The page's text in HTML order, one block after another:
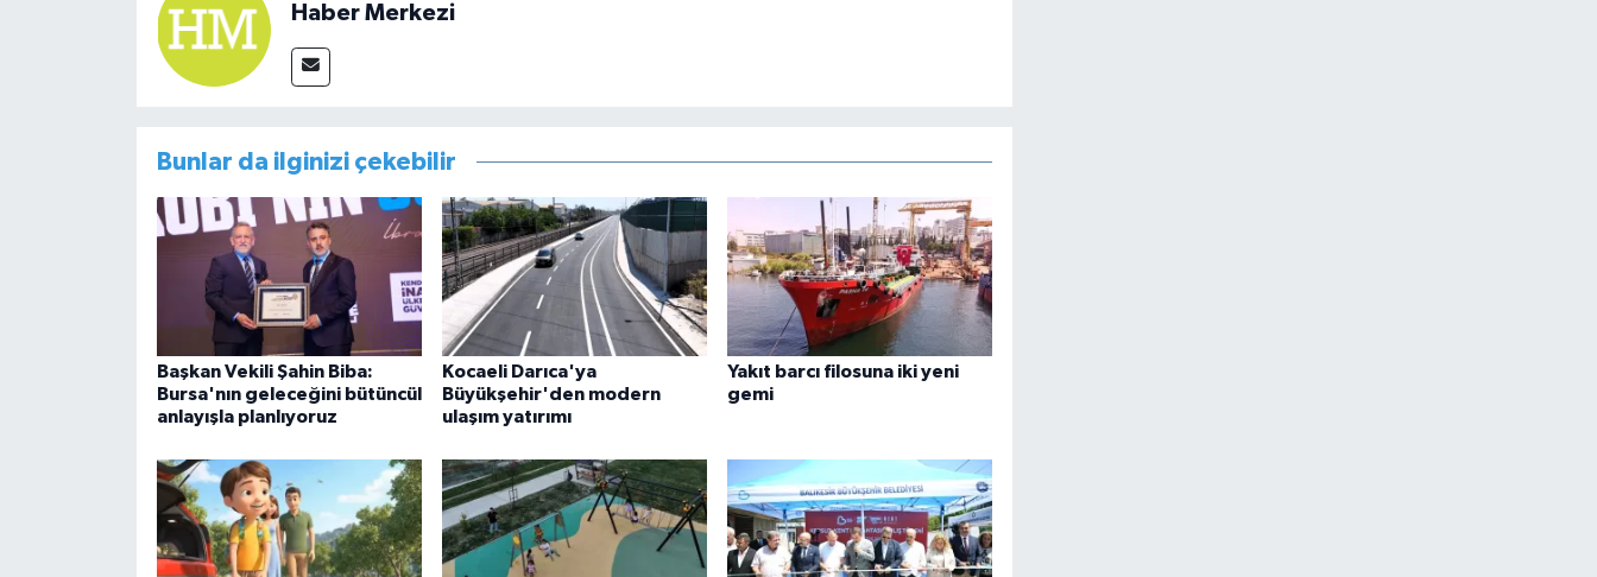
Haber Merkezi
Bunlar da ilginizi çekebilir
Başkan Vekili Şahin Biba:
Bursa'nın geleceğini bütüncül
anlayışla planlıyoruz
Kocaeli Darıca'ya
Büyükşehir'den modern
ulaşım yatırımı
Yakıt barcı filosuna iki yeni
gemi